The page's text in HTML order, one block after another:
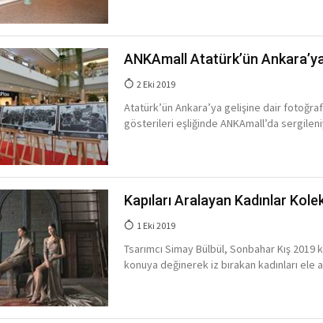
ANKAmall Atatürk’ün
2 Eki 2019
Atatürk’ün Ankara’ya gelişine dair
gösterileri eşliğinde ANKAmall’da
Kapıları Aralayan Kadınlar
1 Eki 2019
Tsarımcı Simay Bülbül, Sonbahar Kış
konuya değinerek iz bırakan kadınları ele